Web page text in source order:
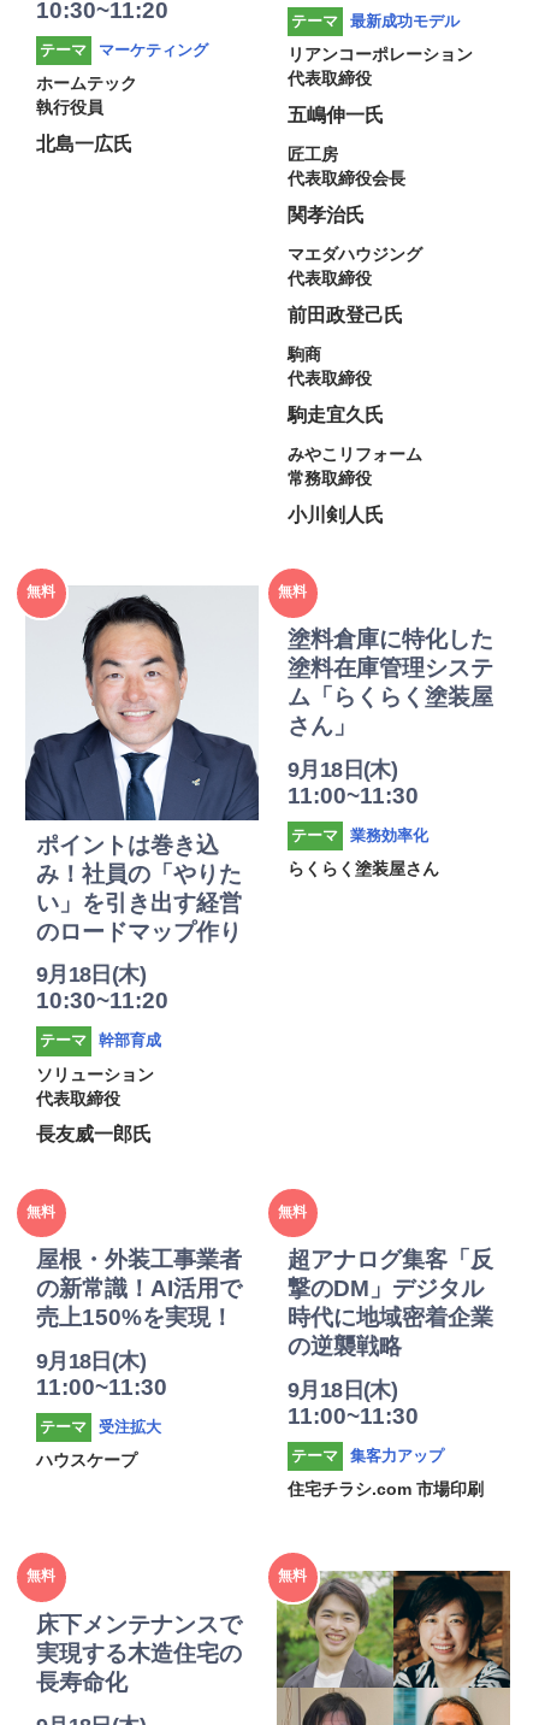
10:30~11:20
テーマ
マーケティング
ホームテック
執行役員
北島一広氏
テーマ
最新成功モデル
リアンコーポレーション
代表取締役
五嶋伸一氏
匠工房
代表取締役会長
関孝治氏
マエダハウジング
代表取締役
前田政登己氏
駒商
代表取締役
駒走宜久氏
みやこリフォーム
常務取締役
小川剣人氏
2025年
度
無料
ポイントは巻き込
み！社員の「やりた
い」を引き出す経営
のロードマップ作り
9月18日(木)
10:30~11:20
テーマ
幹部育成
ソリューション
代表取締役
長友威一郎氏
2025年
度
無料
塗料倉庫に特化した
塗料在庫管理システ
ム「らくらく塗装屋
さん」
9月18日(木)
11:00~11:30
テーマ
業務効率化
らくらく塗装屋さん
2025年
度
無料
屋根・外装工事業者
の新常識！AI活用で
売上150%を実現！
9月18日(木)
11:00~11:30
テーマ
受注拡大
ハウスケープ
2025年
度
無料
超アナログ集客「反
撃のDM」デジタル
時代に地域密着企業
の逆襲戦略
9月18日(木)
11:00~11:30
テーマ
集客力アップ
住宅チラシ.com 市場印刷
2025年
度
無料
床下メンテナンスで
実現する木造住宅の
長寿命化
2025年
度
無料